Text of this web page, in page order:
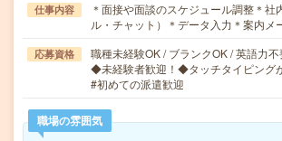
仕事内容
＊面接や面談のスケジュール調整＊社
ル・チャット）＊データ入力＊案内
応募資格
職種未経験OK / ブランクOK / 英語力不
◆未経験者歓迎！◆タッチタイピング
#初めての派遣歓迎
職場の雰囲気